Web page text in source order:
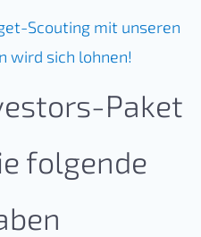
Scouting mit unseren
wird sich lohnen!
Paket
folgende